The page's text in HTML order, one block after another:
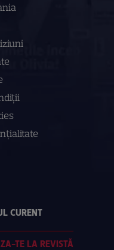
CURENT
TE LA REVISTĂ